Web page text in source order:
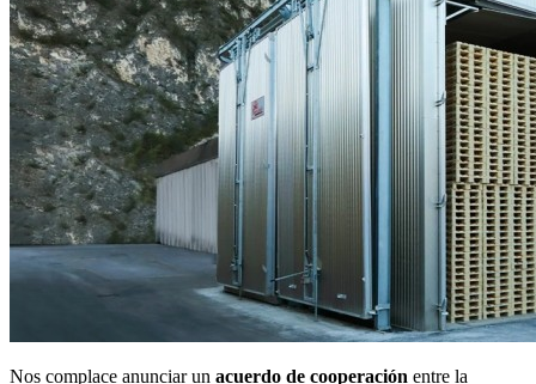
Nos complace anunciar un acuerdo de cooperación entre la